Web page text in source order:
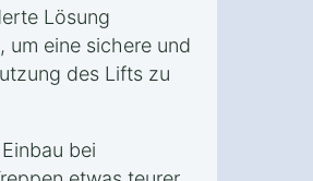
Lösung
um eine sichere und
des Lifts zu
bei